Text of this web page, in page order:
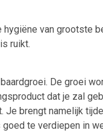
van grootste
ruikt.
De groei
dat je zal
Je brengt namelijk
te verdiepen in